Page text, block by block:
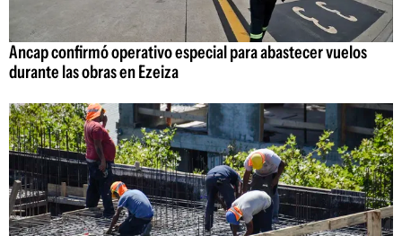
Ancap confirmó operativo especial para abastecer vuelos
durante las obras en Ezeiza